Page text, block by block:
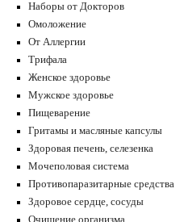
Наборы от Докторов
Омоложение
От Аллергии
Трифала
Женское здоровье
Мужское здоровье
Пищеварение
Гритамы и масляные капсулы
Здоровая печень, селезенка
Мочеполовая система
Противопаразитарные средства
Здоровое сердце, сосуды
Очищение организма